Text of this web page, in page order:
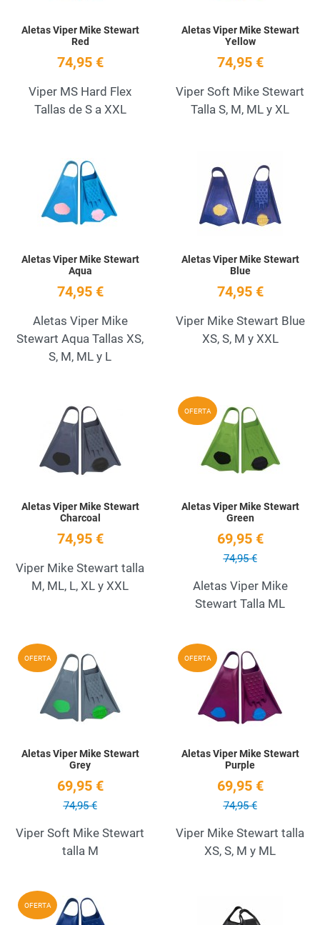
Aletas Viper Mike Stewart
Red
74,95 €
Viper MS Hard Flex
Tallas de S a XXL
Aletas Viper Mike Stewart
Yellow
74,95 €
Viper Soft Mike Stewart
Talla S, M, ML y XL
Quick View
Aletas Viper Mike Stewart
Aqua
74,95 €
Aletas Viper Mike
Stewart Aqua Tallas XS,
S, M, ML y L
Aletas Viper Mike Stewart
Blue
74,95 €
Viper Mike Stewart Blue
XS, S, M y XXL
Add to Wishlist
Aletas Viper Mike Stewart
Charcoal
74,95 €
Viper Mike Stewart talla
M, ML, L, XL y XXL
OFERTA
Aletas Viper Mike Stewart
Green
69,95 €
74,95 €
Aletas Viper Mike
Stewart Talla ML
OFERTA Add to Wishlist
Quick View
Aletas Viper Mike Stewart
Grey
69,95 €
74,95 €
Viper Soft Mike Stewart
talla M
OFERTA
Aletas Viper Mike Stewart
Purple
69,95 €
74,95 €
Viper Mike Stewart talla
XS, S, M y ML
OFERTA